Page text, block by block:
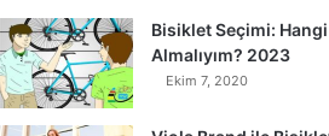
Bisiklet Seçimi:
Almalıyım? 2023
Ekim 7, 2020